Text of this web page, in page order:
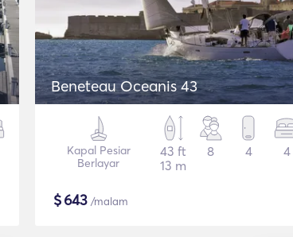
Beneteau Oceanis 43
Kapal Pesiar
Berlayar
43 ft
13 m
8 4 4
$643 /malam